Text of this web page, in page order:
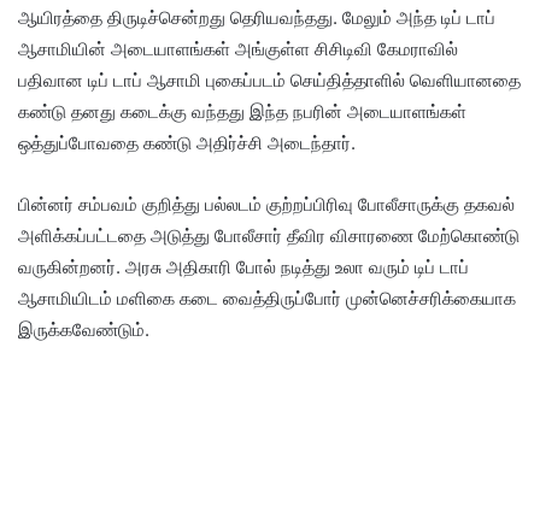
ஆயிரத்தை திருடிச்சென்றது தெரியவந்தது. மேலும் அந்த டிப் டாப்
ஆசாமியின் அடையாளங்கள் அங்குள்ள சிசிடிவி கேமராவில்
பதிவான டிப் டாப் ஆசாமி புகைப்படம் செய்தித்தாளில் வெளியானதை
கண்டு தனது கடைக்கு வந்தது இந்த நபரின் அடையாளங்கள்
ஒத்துப்போவதை கண்டு அதிர்ச்சி அடைந்தார்.
பின்னர் சம்பவம் குறித்து பல்லடம் குற்றப்பிரிவு போலீசாருக்கு தகவல்
அளிக்கப்பட்டதை அடுத்து போலீசார் தீவிர விசாரணை மேற்கொண்டு
வருகின்றனர். அரசு அதிகாரி போல் நடித்து உலா வரும் டிப் டாப்
ஆசாமியிடம் மளிகை கடை வைத்திருப்போர் முன்னெச்சரிக்கையாக
இருக்கவேண்டும்.